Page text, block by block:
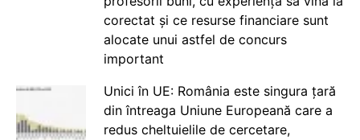
corectat și ce resurse financiare sunt
alocate unui astfel de concurs
important
Unici în UE: România este singura țară
din întreaga Uniune Europeană care a
redus cheltuielile de cercetare,